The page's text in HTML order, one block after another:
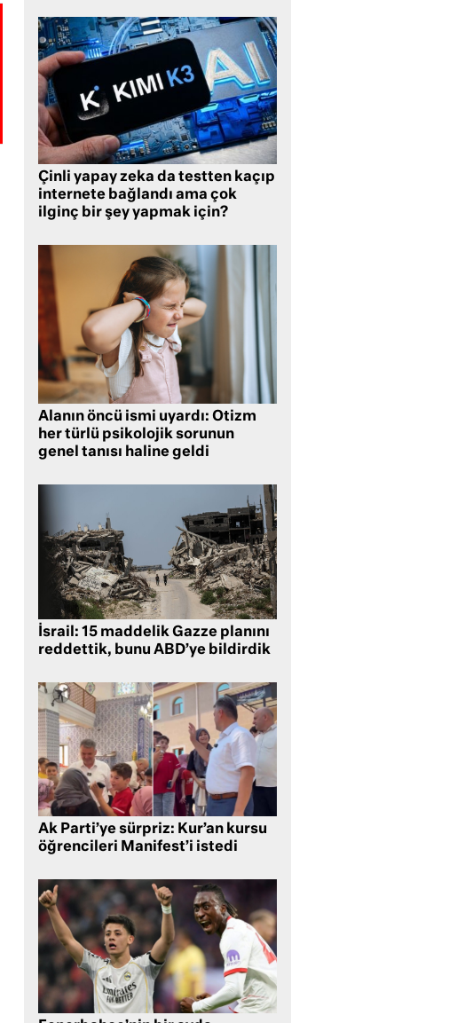
Çinli yapay zeka da testten kaçıp
internete bağlandı ama çok
ilginç bir şey yapmak için?
Alanın öncü ismi uyardı: Otizm
her türlü psikolojik sorunun
genel tanısı haline geldi
İsrail: 15 maddelik Gazze planını
reddettik, bunu ABD’ye bildirdik
Ak Parti’ye sürpriz: Kur’an kursu
öğrencileri Manifest’i istedi